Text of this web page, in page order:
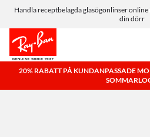
Handla receptbelagda glasögonlinser online
din dörr
20% RABATT PÅ KUNDANPASSADE